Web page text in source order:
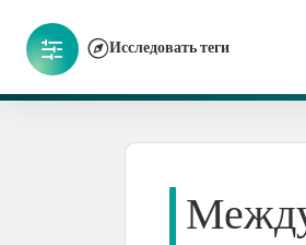
Исследовать теги